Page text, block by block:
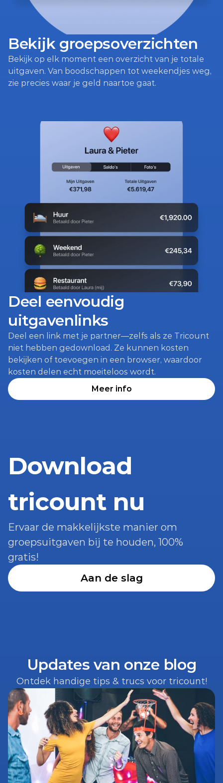
Bekijk groepsoverzichten
Bekijk op elk moment een overzicht van je totale
uitgaven. Van boodschappen tot weekendjes weg,
zie precies waar je geld naartoe gaat.
Deel eenvoudig
uitgavenlinks
Deel een link met je partner—zelfs als ze Tricount
niet hebben gedownload. Ze kunnen kosten
bekijken of toevoegen in een browser, waardoor
kosten delen echt moeiteloos wordt.
Meer info
Download
tricount nu
Ervaar de makkelijkste manier om
groepsuitgaven bij te houden, 100%
gratis!
Aan de slag
Updates van onze blog
Ontdek handige tips & trucs voor tricount!